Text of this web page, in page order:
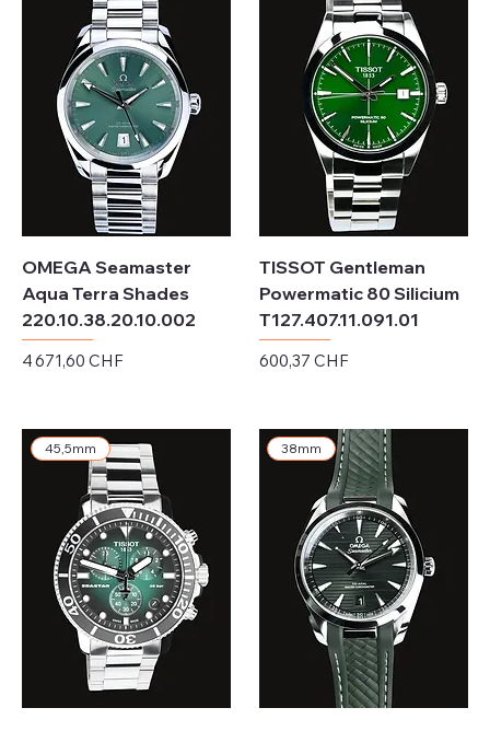
OMEGA Seamaster
Aqua Terra Shades
220.10.38.20.10.002
Prix
4 671,60 CHF
TISSOT Gentleman
Powermatic 80 Silicium
T127.407.11.091.01
Prix
600,37 CHF
45,5mm 38mm